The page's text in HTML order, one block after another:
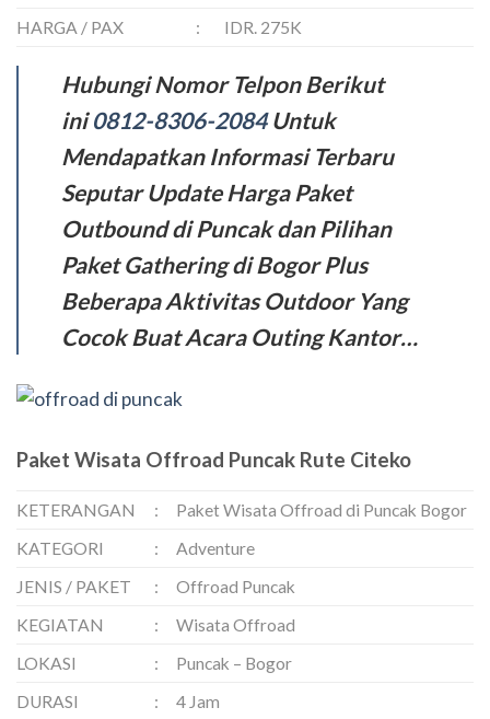
HARGA / PAX
: IDR. 275K
Hubungi Nomor Telpon Berikut
ini0812-8306-2084Untuk
Mendapatkan Informasi Terbaru
Seputar Update Harga Paket
Outbound di Puncak dan Pilihan
Paket Gathering di Bogor Plus
Beberapa Aktivitas Outdoor Yang
Cocok Buat Acara Outing Kantor…
Paket Wisata Offroad Puncak Rute Citeko
KETERANGAN :
Paket Wisata Offroad di Puncak Bogor
KATEGORI
:
Adventure
JENIS / PAKET
:
Offroad Puncak
KEGIATAN
:
Wisata Offroad
LOKASI
:
Puncak – Bogor
DURASI
:
4 Jam